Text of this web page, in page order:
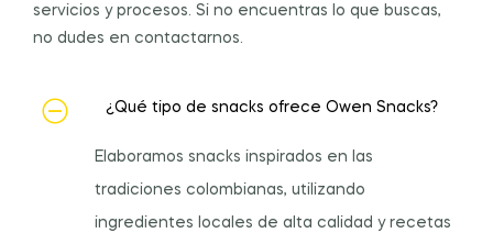
servicios y procesos. Si no encuentras lo que buscas,
no dudes en contactarnos.
¿Qué tipo de snacks ofrece Owen Snacks?
Elaboramos snacks inspirados en las
tradiciones colombianas, utilizando
ingredientes locales de alta calidad y recetas